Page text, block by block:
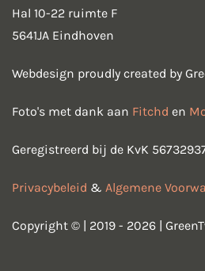
Hal 10-22 ruimte F
5641JA Eindhoven
Webdesign proudly created by
Foto's met dank aan Fitchd en
Geregistreerd bij de KvK
Privacybeleid & Algemene
Copyright © | 2019 - 2026 |